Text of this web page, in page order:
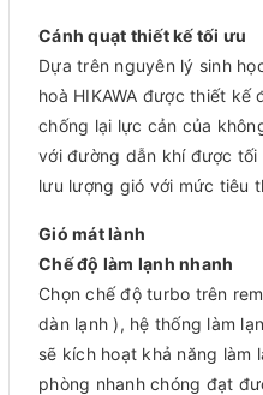
Cánh quạt thiết kế tối ưu
Dựa trên nguyên lý sinh
hoà HIKAWA được thiết kế
chống lại lực cản của
với đường dẫn khí được tối
lưu lượng gió với mức tiêu
Gió mát lành
Chế độ làm lạnh nhanh
Chọn chế độ turbo trên
dàn lạnh ), hệ thống làm
sẽ kích hoạt khả năng làm
phòng nhanh chóng đạt